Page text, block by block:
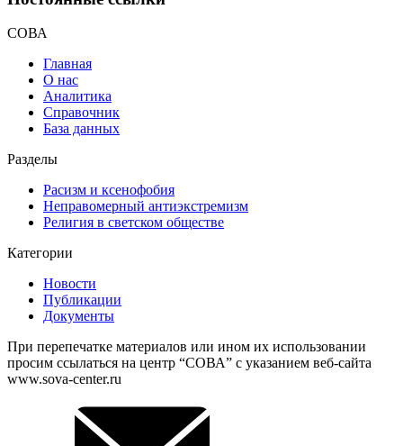
СОВА
Главная
О нас
Аналитика
Справочник
База данных
Разделы
Расизм и ксенофобия
Неправомерный антиэкстремизм
Религия в светском обществе
Категории
Новости
Публикации
Документы
При перепечатке материалов или ином их использовании
просим ссылаться на центр “СОВА” с указанием веб-сайта
www.sova-center.ru